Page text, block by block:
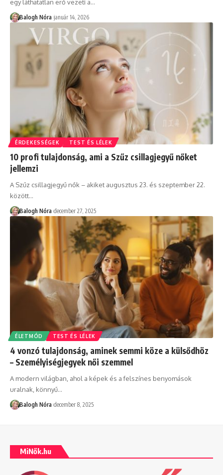
egy láthatatlan erő vezeti a…
Balogh Nóra január 14, 2026
ÉRDEKESSÉGEK TEST ÉS LÉLEK
10 profi tulajdonság, ami a Szűz csillagjegyű nőket
jellemzi
A Szűz csillagjegyű nők – akiket augusztus 23. és szeptember 22.
között…
Balogh Nóra december 27, 2025
ÉLETMÓD TEST ÉS LÉLEK
4 vonzó tulajdonság, aminek semmi köze a külsődhöz
– Személyiségjegyek női szemmel
A modern világban, ahol a képek és a felszínes benyomások
uralnak, könnyű…
Balogh Nóra december 8, 2025
MiNők.hu